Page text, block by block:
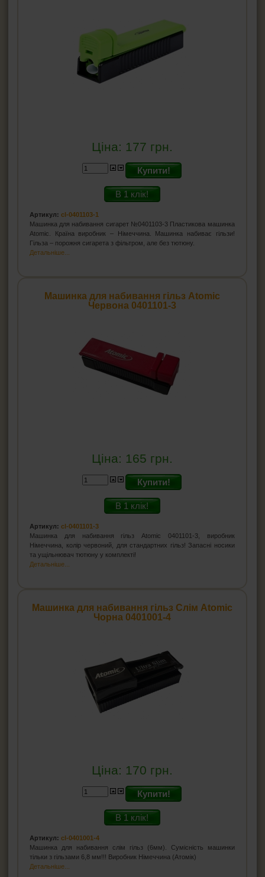
Ціна: 177 грн.
Купити!
В 1 клік!
Артикул: cl-0401103-1
Машинка для набивання сигарет №0401103-3 Пластикова машинка
Atomic. Країна виробник – Німеччина. Машинка набиває гільзи!
Гільза – порожня сигарета з фільтром, але без тютюну.
Детальніше...
Машинка для набивання гільз Atomic
Червона 0401101-3
Ціна: 165 грн.
Купити!
В 1 клік!
Артикул: cl-0401101-3
Машинка для набивання гільз Atomic 0401101-3, виробник
Німеччина, колір червоний, для стандартних гільз! Запасні носики
та ущільнювач тютюну у комплекті!
Детальніше...
Машинка для набивання гільз Слім Atomic
Чорна 0401001-4
Ціна: 170 грн.
Купити!
В 1 клік!
Артикул: cl-0401001-4
Машинка для набивання слім гільз (6мм). Сумісність машинки
тільки з гільзами 6,8 мм!!! Виробник Німеччина (Атомік)
Детальніше...